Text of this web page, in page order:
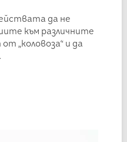
да не
към различните
„коловоза“ и да